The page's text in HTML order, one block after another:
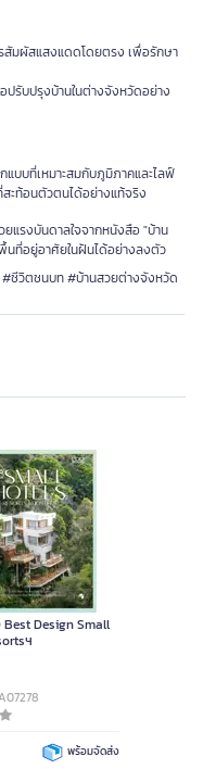
สัมผัสแสงแดดโดยตรง เพื่อรักษา
ปรับปรุงบ้านในต่างจังหวัดอย่าง
แบบที่เหมาะสมกับภูมิภาคและไลฟ์
ะท้อนตัวตนได้อย่างแท้จริง
แรงบันดาลใจจากหนังสือ "บ้าน
นที่อยู่อาศัยในฝันได้อย่างลงตัว
ชีวิตชนบท #บ้านสวยต่างจังหวัด
Design Small
ฯ
พร้อมจัดส่ง